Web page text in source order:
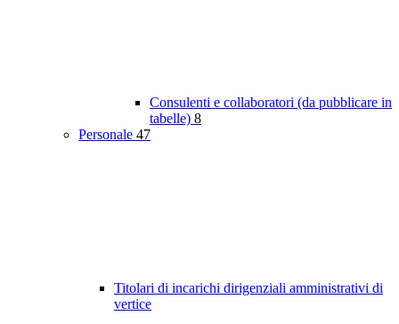
Consulenti e collaboratori (da pubblicare in
tabelle) 8
Personale 47
Titolari di incarichi dirigenziali amministrativi di
vertice